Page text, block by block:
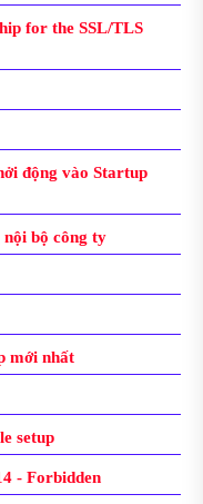
for the SSL/TLS
động vào Startup
bộ công ty
mới nhất
setup
- Forbidden